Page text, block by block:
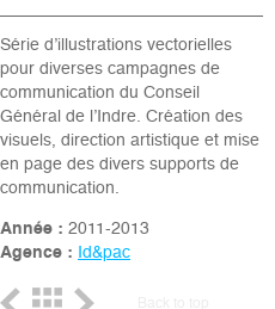
Série d’illustrations vectorielles
pour diverses campagnes de
communication du Conseil
Général de l’Indre. Création des
visuels, direction artistique et mise
en page des divers supports de
communication.
Année : 2011-2013
Agence :
Id&pac